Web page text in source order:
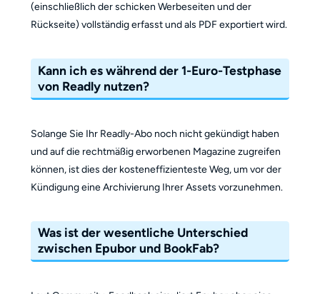
(einschließlich der schicken Werbeseiten und der
Rückseite) vollständig erfasst und als PDF exportiert wird.
Kann ich es während der 1-Euro-Testphase
von Readly nutzen?
Solange Sie Ihr Readly-Abo noch nicht gekündigt haben
und auf die rechtmäßig erworbenen Magazine zugreifen
können, ist dies der kosteneffizienteste Weg, um vor der
Kündigung eine Archivierung Ihrer Assets vorzunehmen.
Was ist der wesentliche Unterschied
zwischen Epubor und BookFab?